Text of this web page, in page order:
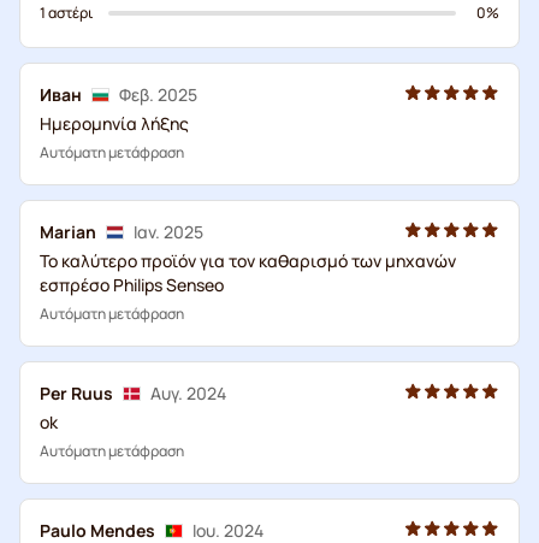
1 αστέρι
0%
Иван
Φεβ. 2025
Ημερομηνία λήξης
Αυτόματη μετάφραση
Marian
Ιαν. 2025
Το καλύτερο προϊόν για τον καθαρισμό των μηχανών
εσπρέσο Philips Senseo
Αυτόματη μετάφραση
Per Ruus
Αυγ. 2024
ok
Αυτόματη μετάφραση
Paulo Mendes
Ιου. 2024